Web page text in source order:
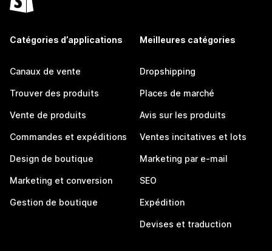
Catégories d’applications
Canaux de vente
Trouver des produits
Vente de produits
Commandes et expéditions
Design de boutique
Marketing et conversion
Gestion de boutique
Meilleures catégories
Dropshipping
Places de marché
Avis sur les produits
Ventes incitatives et lots
Marketing par e-mail
SEO
Expédition
Devises et traduction